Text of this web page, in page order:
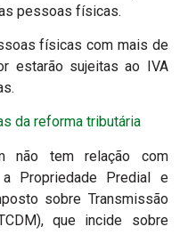
pessoas físicas.
físicas com mais de
estarão sujeitas ao IVA
da reforma tributária
não tem relação com
Propriedade Predial e
sobre Transmissão
que incide sobre